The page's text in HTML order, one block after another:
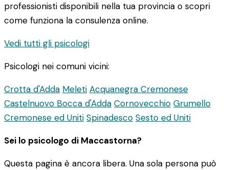
professionisti disponibili nella tua provincia o scopri
come funziona la consulenza online.
Vedi tutti gli psicologi
Psicologi nei comuni vicini:
Crotta d'Adda Meleti Acquanegra Cremonese
Castelnuovo Bocca d'Adda Cornovecchio Grumello
Cremonese ed Uniti Spinadesco Sesto ed Uniti
Sei lo psicologo di Maccastorna?
Questa pagina è ancora libera. Una sola persona può